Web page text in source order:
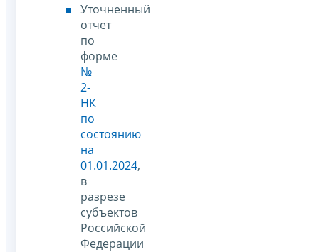
Уточненный
отчет
по
форме
№
2-
НК
по
состоянию
на
01.01.2024,
в
разрезе
субъектов
Российской
Федерации